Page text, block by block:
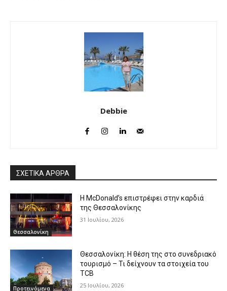
Debbie
ΣΧΕΤΙΚΑ ΑΡΘΡΑ
Θεσσαλονίκη
Η McDonald’s επιστρέφει στην καρδιά
της Θεσσαλονίκης
31 Ιουλίου, 2026
Προτεινόμενα
Θεσσαλονίκη: Η θέση της στο συνεδριακό
τουρισμό – Τι δείχνουν τα στοιχεία του
TCB
25 Ιουλίου, 2026